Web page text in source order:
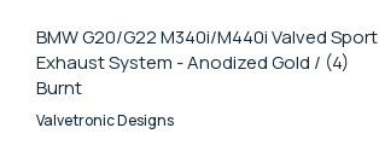
BMW G20/G22 M340i/M440i Valved Sport
Exhaust System - Anodized Gold / (4)
Burnt
Valvetronic Designs